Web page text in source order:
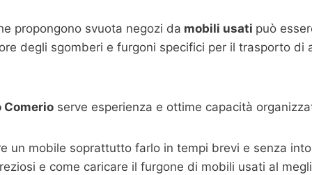
propongono svuota negozi da mobili usati può
degli sgomberi e furgoni specifici per il trasporto di
Comerio serve esperienza e ottime capacità
un mobile soprattutto farlo in tempi brevi e senza
e come caricare il furgone di mobili usati al